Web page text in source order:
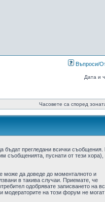
Въпроси/
Дата и
Часовете са според
бъдат прегледани всички съобщения.
съобщенията, пуснати от тези хора),
може да доведе до моменталното и
в такива случаи. Приемате, че
одобрявате записването на
модераторите на този форум не